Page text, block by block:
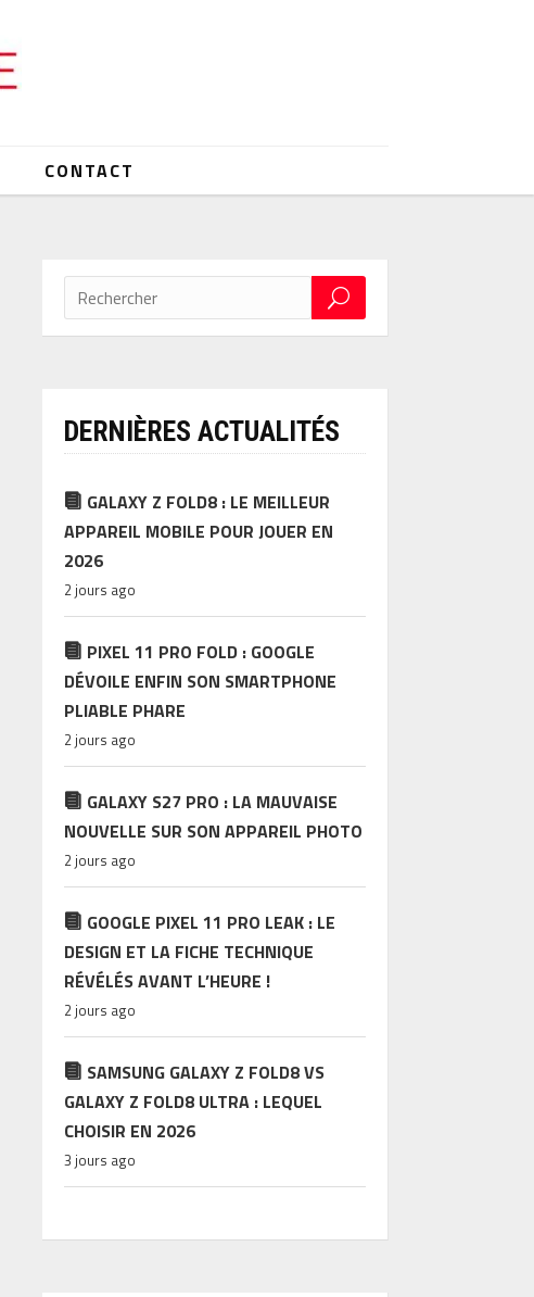
CONTACT
DERNIÈRES ACTUALITÉS
GALAXY Z FOLD8 : LE MEILLEUR
APPAREIL MOBILE POUR JOUER EN
2026
2 jours ago
PIXEL 11 PRO FOLD : GOOGLE
DÉVOILE ENFIN SON SMARTPHONE
PLIABLE PHARE
2 jours ago
GALAXY S27 PRO : LA MAUVAISE
NOUVELLE SUR SON APPAREIL PHOTO
2 jours ago
GOOGLE PIXEL 11 PRO LEAK : LE
DESIGN ET LA FICHE TECHNIQUE
RÉVÉLÉS AVANT L’HEURE !
2 jours ago
SAMSUNG GALAXY Z FOLD8 VS
GALAXY Z FOLD8 ULTRA : LEQUEL
CHOISIR EN 2026
3 jours ago